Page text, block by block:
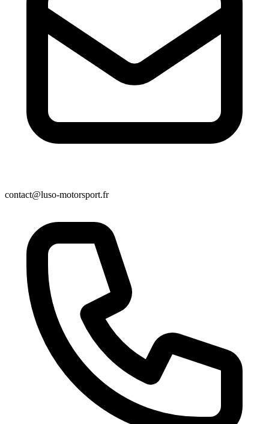
contact@luso-motorsport.fr